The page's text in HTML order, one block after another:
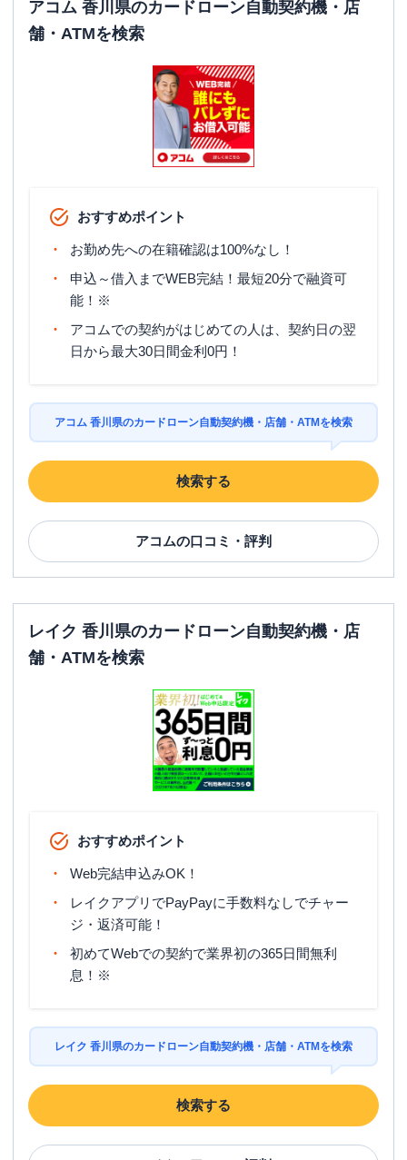
アコム 香川県のカードローン自動契約機・店
舗・ATMを検索
おすすめポイント
お勤め先への在籍確認は100%なし！
申込～借入までWEB完結！最短20分で融資可
能！※
アコムでの契約がはじめての人は、契約日の翌
日から最大30日間金利0円！
アコム 香川県のカードローン自動契約機・店舗・ATMを検索
検索する
アコムの口コミ・評判
レイク 香川県のカードローン自動契約機・店
舗・ATMを検索
おすすめポイント
Web完結申込みOK！
レイクアプリでPayPayに手数料なしでチャー
ジ・返済可能！
初めてWebでの契約で業界初の365日間無利
息！※
レイク 香川県のカードローン自動契約機・店舗・ATMを検索
検索する